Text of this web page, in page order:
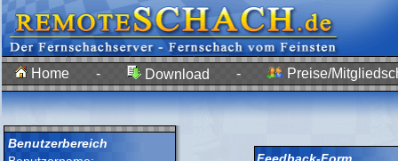
Home - Download - Preise/
Benutzerbereich